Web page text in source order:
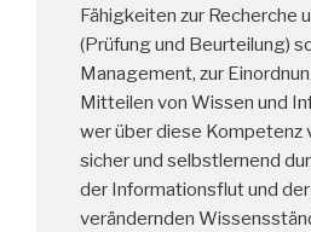
Fähigkeiten zur Recherche
(Prüfung und Beurteilung)
Management, zur
Mitteilen von Wissen und
wer über diese Kompetenz
sicher und selbstlernend
der Informationsflut und
verändernden